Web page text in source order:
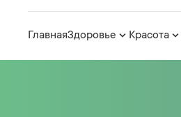
ГлавнаяЗдоровье Красота